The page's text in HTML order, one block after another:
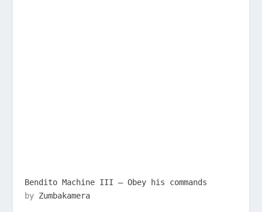
Bendito Machine III – Obey his commands
by Zumbakamera